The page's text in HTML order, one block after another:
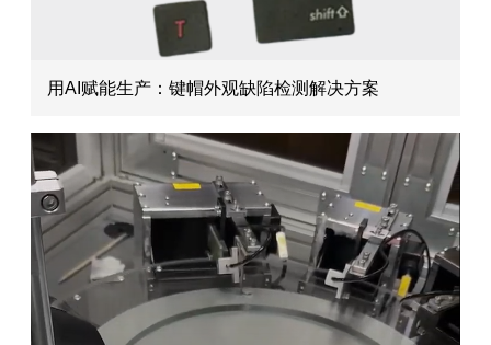
用AI赋能生产：键帽外观缺陷检测解决方案